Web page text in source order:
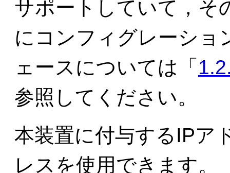
サポートしていて，そ
にコンフィグレーショ
ェースについては「
参照してください。
本装置に付与するIPア
レスを使用できます。